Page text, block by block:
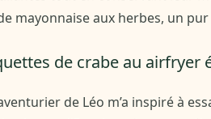
mayonnaise aux herbes, un pur
de crabe au airfryer
de Léo m’a inspiré à